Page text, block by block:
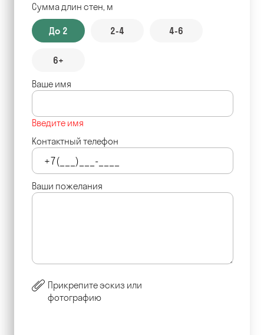
Сумма длин стен, м
До 2 2-4 4-6
6+
Ваше имя
Введите имя
Контактный телефон
Ваши пожелания
Прикрепите эскиз или
фотографию